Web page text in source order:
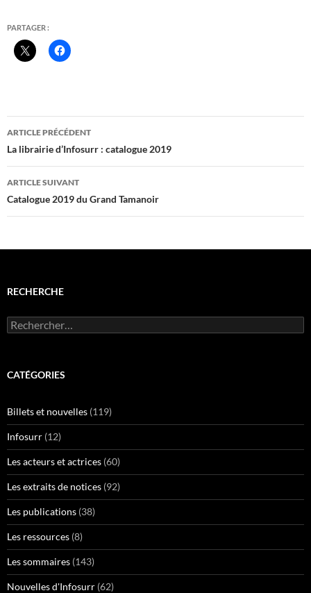
PARTAGER :
Navigation
des
articles
ARTICLE PRÉCÉDENT
La librairie d’Infosurr : catalogue 2019
ARTICLE SUIVANT
Catalogue 2019 du Grand Tamanoir
RECHERCHE
Rechercher :
CATÉGORIES
Billets et nouvelles (119)
Infosurr (12)
Les acteurs et actrices (60)
Les extraits de notices (92)
Les publications (38)
Les ressources (8)
Les sommaires (143)
Nouvelles d'Infosurr (62)